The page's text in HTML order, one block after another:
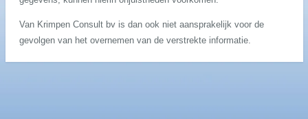
Van Krimpen Consult bv is dan ook niet aansprakelijk voor de
gevolgen van het overnemen van de verstrekte informatie.